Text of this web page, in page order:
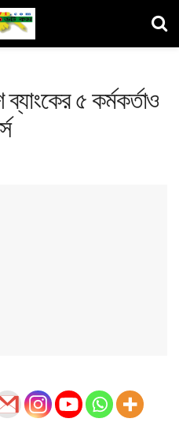
ব্যাংকের ৫ কর্মকর্তাও